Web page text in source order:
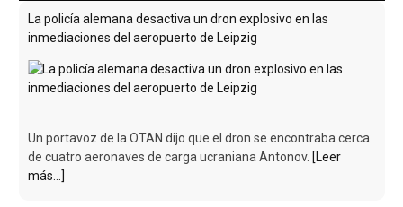
La policía alemana desactiva un dron explosivo en las
inmediaciones del aeropuerto de Leipzig
Un portavoz de la OTAN dijo que el dron se encontraba cerca
de cuatro aeronaves de carga ucraniana Antonov. [Leer
más...]